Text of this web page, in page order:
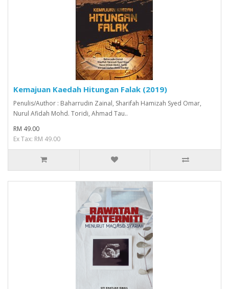
Kemajuan Kaedah Hitungan Falak (2019)
Penulis/Author : Baharrudin Zainal, Sharifah Hamizah Syed Omar,
Nurul Afidah Mohd. Toridi, Ahmad Tau..
RM 49.00
Ex Tax: RM 49.00